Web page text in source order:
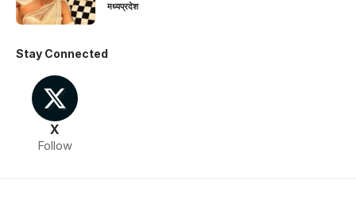
मध्यप्रदेश
Stay Connected
X
Follow